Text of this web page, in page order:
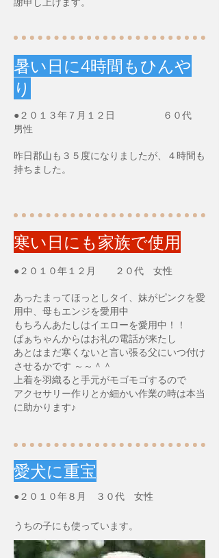
暑い日に4時間もひんや
り
●２０１３年７月１２日 ６０代
男性
昨日郡山も３５度になりましたが、４時間も
持ちました。
寒い日にも家族で使用
●２０１０年１２月 ２０代 女性
あったまってほっとしタイ、妹がピンクを愛
用中、母もエンジを愛用中
もちろんあたしはイエローを愛用中！！
ばぁちゃんからはお礼の電話が来たし
あとはまだ寒くないと言い張る父にいつ付け
させるかです ～～＾＾
上着を羽織ると手元がモゴモゴするので
アクセサリー作りとか細かい作業の時は本当
に助かります♪
愛犬に重宝
●２０１０年８月 ３０代 女性
うちの子にも使っています。